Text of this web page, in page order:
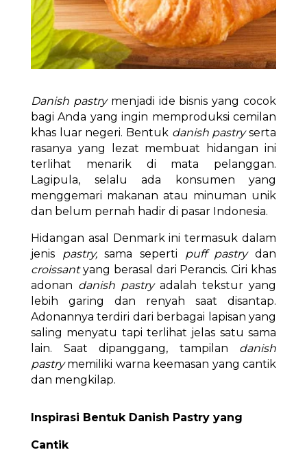
Danish pastry menjadi ide bisnis yang cocok
bagi Anda yang ingin memproduksi cemilan
khas luar negeri. Bentuk danish pastryserta
rasanya yang lezat membuat hidangan ini
terlihat menarik di mata pelanggan.
Lagipula, selalu ada konsumen yang
menggemari makanan atau minuman unik
dan belum pernah hadir di pasar Indonesia.
Hidangan asal Denmark ini termasuk dalam
jenis pastry,sama seperti puff pastrydan
croissantyang berasal dari Perancis. Ciri khas
adonan danish pastry adalah tekstur yang
lebih garing dan renyah saat disantap.
Adonannya terdiri dari berbagai lapisan yang
saling menyatu tapi terlihat jelas satu sama
lain. Saat dipanggang, tampilan danish
pastrymemiliki warna keemasan yang cantik
dan mengkilap.
Inspirasi Bentuk Danish Pastry yang
Cantik